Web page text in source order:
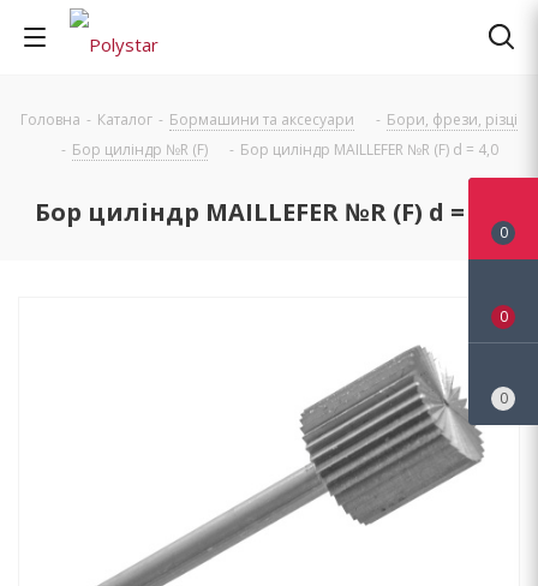
Головна - Каталог - Бормашини та аксесуари - Бори, фрези, різці
- Бор циліндр №R (F) - Бор циліндр MAILLEFER №R (F) d = 4,0
Бор циліндр MAILLEFER №R (F) d = 4,0
0
0
0